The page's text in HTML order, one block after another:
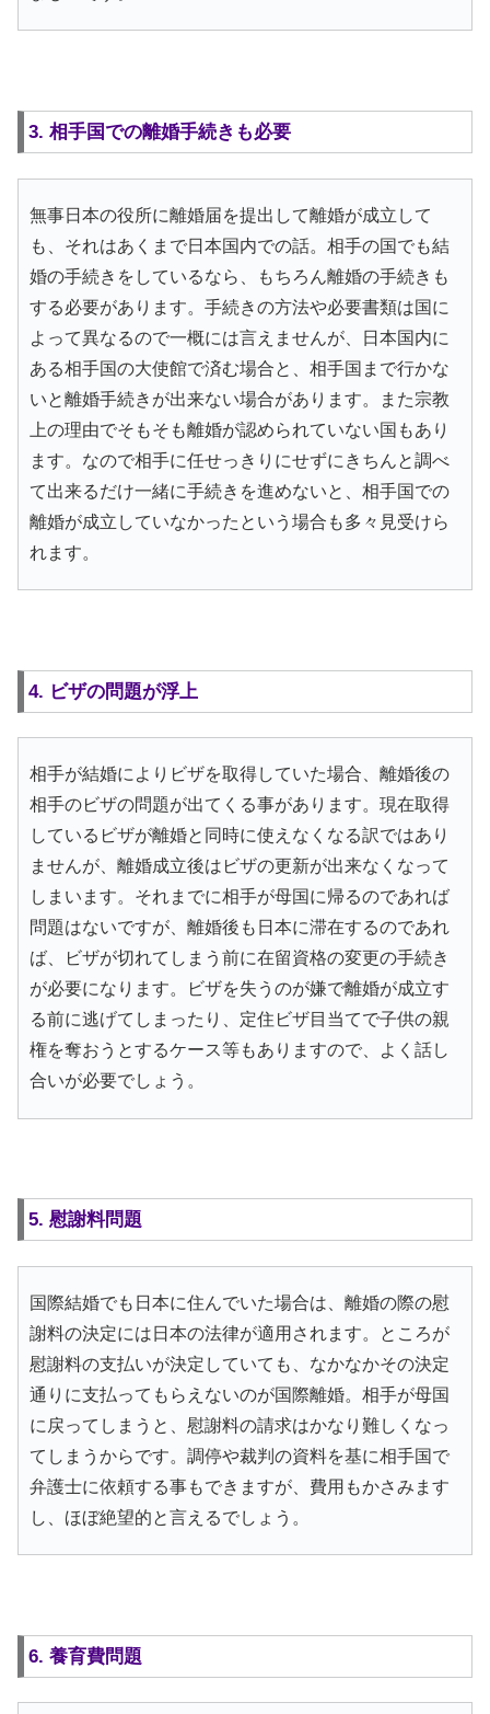
3. 相手国での離婚手続きも必要
無事日本の役所に離婚届を提出して離婚が成立して
も、それはあくまで日本国内での話。相手の国でも結
婚の手続きをしているなら、もちろん離婚の手続きも
する必要があります。手続きの方法や必要書類は国に
よって異なるので一概には言えませんが、日本国内に
ある相手国の大使館で済む場合と、相手国まで行かな
いと離婚手続きが出来ない場合があります。また宗教
上の理由でそもそも離婚が認められていない国もあり
ます。なので相手に任せっきりにせずにきちんと調べ
て出来るだけ一緒に手続きを進めないと、相手国での
離婚が成立していなかったという場合も多々見受けら
れます。
4. ビザの問題が浮上
相手が結婚によりビザを取得していた場合、離婚後の
相手のビザの問題が出てくる事があります。現在取得
しているビザが離婚と同時に使えなくなる訳ではあり
ませんが、離婚成立後はビザの更新が出来なくなって
しまいます。それまでに相手が母国に帰るのであれば
問題はないですが、離婚後も日本に滞在するのであれ
ば、ビザが切れてしまう前に在留資格の変更の手続き
が必要になります。ビザを失うのが嫌で離婚が成立す
る前に逃げてしまったり、定住ビザ目当てで子供の親
権を奪おうとするケース等もありますので、よく話し
合いが必要でしょう。
5. 慰謝料問題
国際結婚でも日本に住んでいた場合は、離婚の際の慰
謝料の決定には日本の法律が適用されます。ところが
慰謝料の支払いが決定していても、なかなかその決定
通りに支払ってもらえないのが国際離婚。相手が母国
に戻ってしまうと、慰謝料の請求はかなり難しくなっ
てしまうからです。調停や裁判の資料を基に相手国で
弁護士に依頼する事もできますが、費用もかさみます
し、ほぼ絶望的と言えるでしょう。
6. 養育費問題